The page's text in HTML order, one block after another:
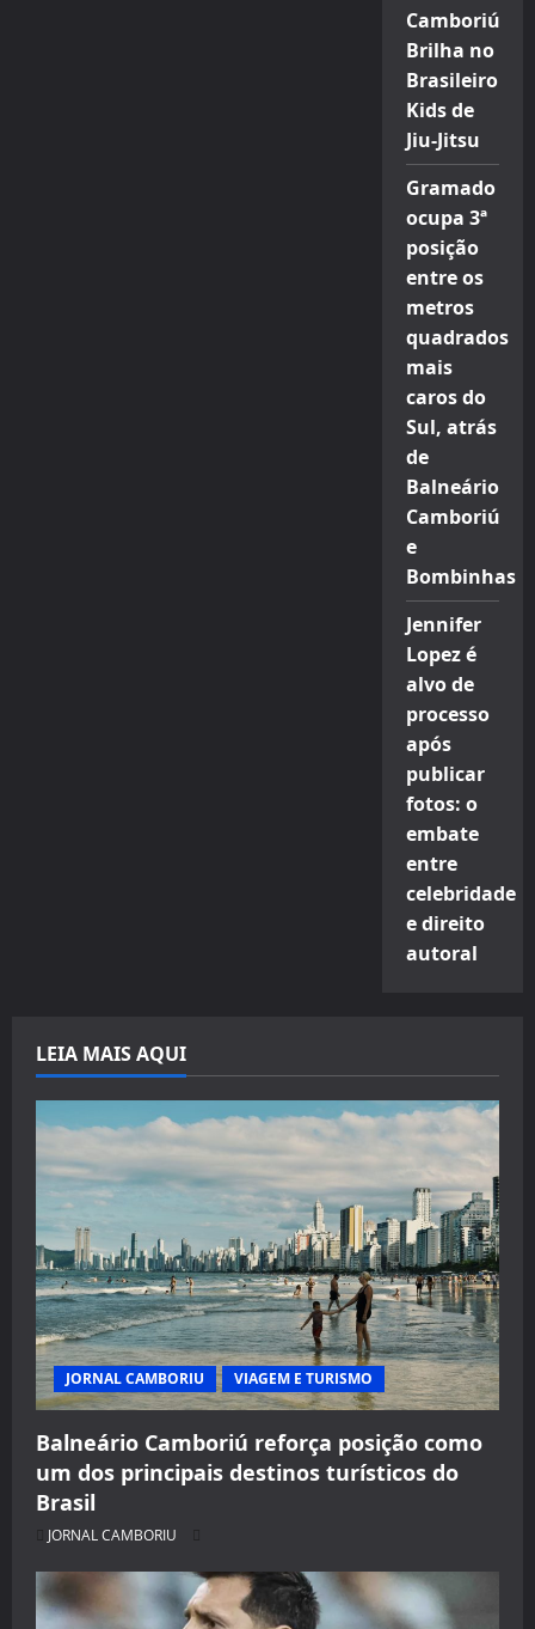
Camboriú
Brilha no
Brasileiro
Kids de
Jiu-Jitsu
Gramado
ocupa 3ª
posição
entre os
metros
quadrados
mais
caros do
Sul, atrás
de
Balneário
Camboriú
e
Bombinhas
Jennifer
Lopez é
alvo de
processo
após
publicar
fotos: o
embate
entre
celebridade
e direito
autoral
LEIA MAIS AQUI
JORNAL CAMBORIU VIAGEM E TURISMO
Balneário Camboriú reforça posição como
um dos principais destinos turísticos do
Brasil
JORNAL CAMBORIU